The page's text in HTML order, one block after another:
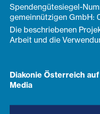
Spendengütesiegel-
gemeinnützigen GmbH:
Die beschriebenen
Arbeit und die
Diakonie Österreich
Media